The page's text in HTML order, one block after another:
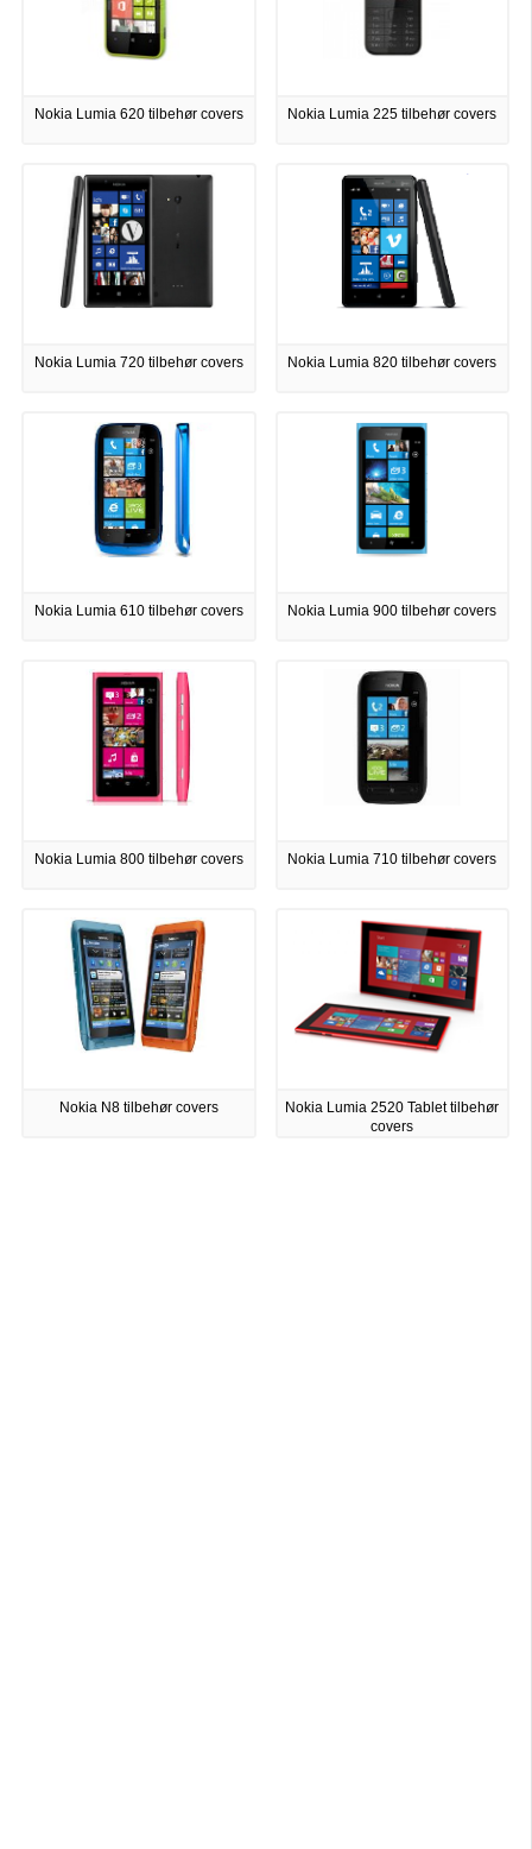
Nokia Lumia 620 tilbehør covers Nokia Lumia 225 tilbehør covers
Nokia Lumia 720 tilbehør covers Nokia Lumia 820 tilbehør covers
Nokia Lumia 610 tilbehør covers Nokia Lumia 900 tilbehør covers
Nokia Lumia 800 tilbehør covers Nokia Lumia 710 tilbehør covers
Nokia N8 tilbehør covers
Nokia Lumia 2520 Tablet tilbehør
covers